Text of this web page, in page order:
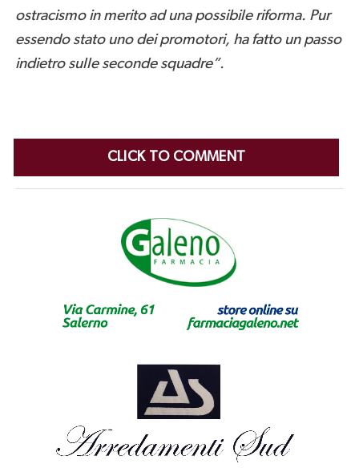
ostracismo in merito ad una possibile riforma. Pur
essendo stato uno dei promotori, ha fatto un passo
indietro sulle seconde squadre”.
CLICK TO COMMENT